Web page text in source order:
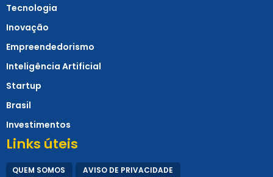
Tecnologia
Inovação
Empreendedorismo
Inteligência Artificial
Startup
Brasil
Investimentos
Links úteis
QUEM SOMOS AVISO DE PRIVACIDADE